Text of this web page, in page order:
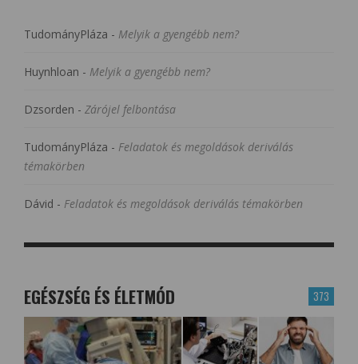
TudományPláza - Melyik a gyengébb nem?
Huynhloan - Melyik a gyengébb nem?
Dzsorden - Zárójel felbontása
TudományPláza - Feladatok és megoldások deriválás
témakörben
Dávid - Feladatok és megoldások deriválás témakörben
373
EGÉSZSÉG ÉS ÉLETMÓD